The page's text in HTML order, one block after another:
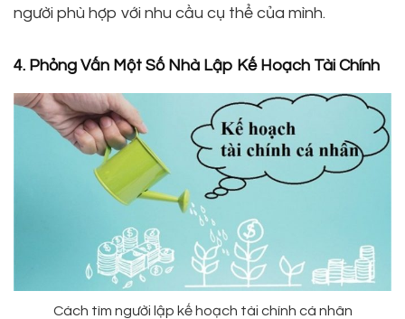
người phù hợp với nhu cầu cụ thể của mình.
4. Phỏng Vấn Một Số Nhà Lập Kế Hoạch Tài Chính
Cách tìm người lập kế hoạch tài chính cá nhân